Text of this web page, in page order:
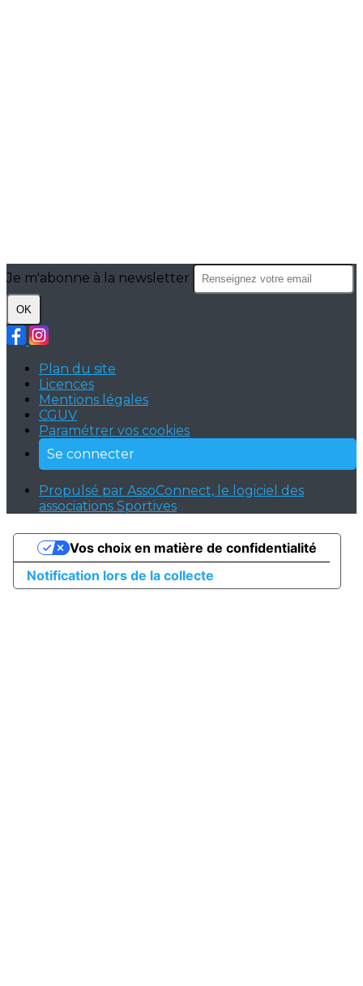
Je m'abonne à la newsletter
OK
Plan du site
Licences
Mentions légales
CGUV
Paramétrer vos cookies
Se connecter
Propulsé par AssoConnect, le logiciel des
associations Sportives
Notification lors de la collecte
Vos choix en matière de confidentialité